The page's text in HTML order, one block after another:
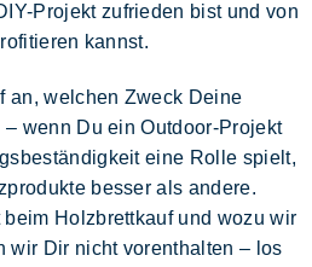
Projekt zufrieden bist und von
kannst.
an,welchen Zweck Deine
– wenn Du ein Outdoor-Projekt
eine Rolle spielt,
besser als andere.
Holzbrettkauf und wozu wir
wir Dir nicht vorenthalten – los